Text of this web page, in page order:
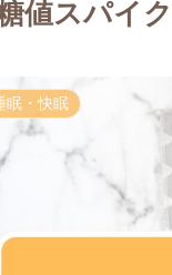
値スパイ
眠・快眠